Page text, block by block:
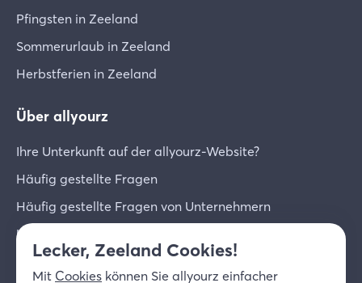
Pfingsten in Zeeland
Sommerurlaub in Zeeland
Herbstferien in Zeeland
Über allyourz
Ihre Unterkunft auf der allyourz-Website?
Häufig gestellte Fragen
Häufig gestellte Fragen von Unternehmern
Unternehmer-Login
Über uns
Lecker, Zeeland Cookies!
Mit Cookies können Sie allyourz einfacher